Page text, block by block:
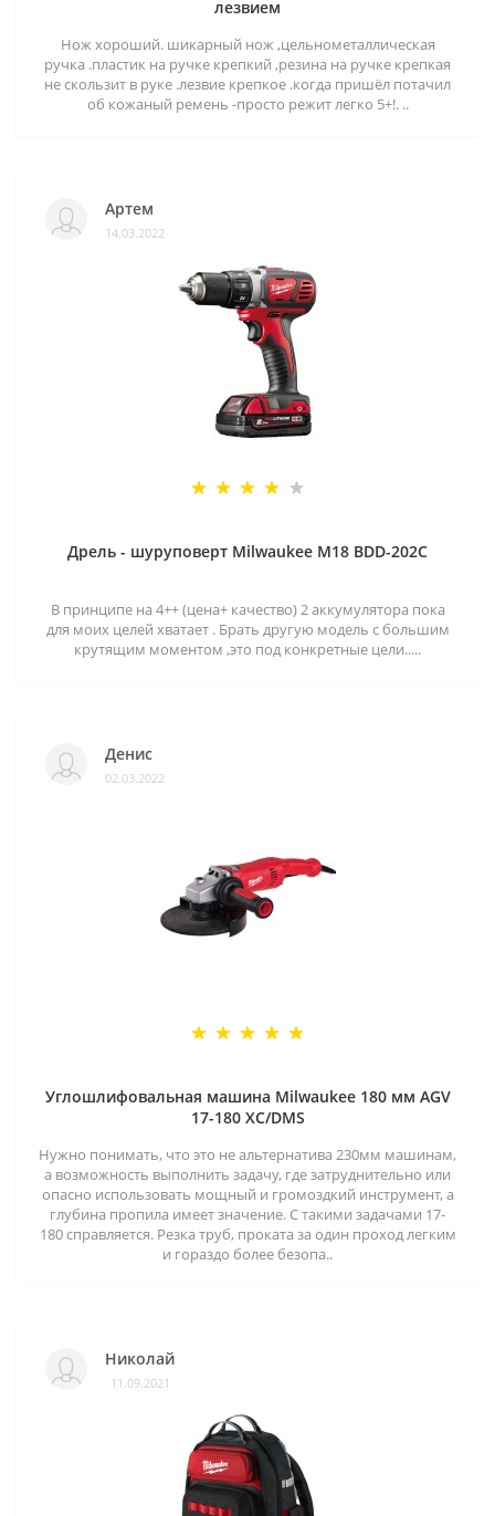
лезвием
Нож хороший. шикарный нож ,цельнометаллическая
ручка .пластик на ручке крепкий ,резина на ручке крепкая
не скользит в руке .лезвие крепкое .когда пришёл потачил
об кожаный ремень -просто режит легко 5+!. ..
Артем
14.03.2022
Дрель - шуруповерт Milwaukee M18 BDD-202C
В принципе на 4++ (цена+ качество) 2 аккумулятора пока
для моих целей хватает . Брать другую модель с большим
крутящим моментом ,это под конкретные цели.....
Денис
02.03.2022
Углошлифовальная машина Milwaukee 180 мм AGV
17-180 XC/DMS
Нужно понимать, что это не альтернатива 230мм машинам,
а возможность выполнить задачу, где затруднительно или
опасно использовать мощный и громоздкий инструмент, а
глубина пропила имеет значение. С такими задачами 17-
180 справляется. Резка труб, проката за один проход легким
и гораздо более безопа..
Николай
11.09.2021